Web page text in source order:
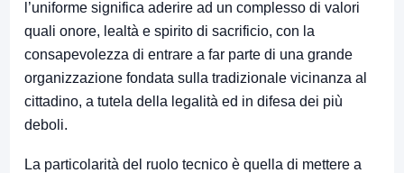
l’uniforme significa aderire ad un complesso di valori
quali onore, lealtà e spirito di sacrificio, con la
consapevolezza di entrare a far parte di una grande
organizzazione fondata sulla tradizionale vicinanza al
cittadino, a tutela della legalità ed in difesa dei più
deboli.
La particolarità del ruolo tecnico è quella di mettere a